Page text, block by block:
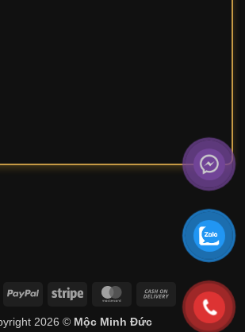
Visa PayPal Stripe MasterCardCash
On
Delivery
2026 © Mộc Minh Đức